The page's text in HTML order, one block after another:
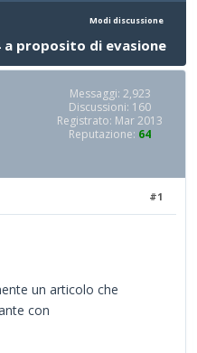
Modi discussione
a proposito di evasione
Messaggi: 2,923
Discussioni: 160
Registrato: Mar 2013
Reputazione: 64
#1
un articolo che
con